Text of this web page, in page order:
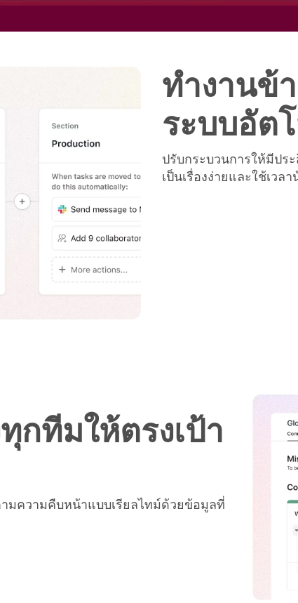
ทำงานข้
ระบบอัต
ปรับกระบวนการให้มีปร
เป็นเรื่องง่ายและใช้เวล
กทีมให้ตรงเป้า
มความคืบหน้าแบบเรียลไทม์ด้วยข้อมูลที่